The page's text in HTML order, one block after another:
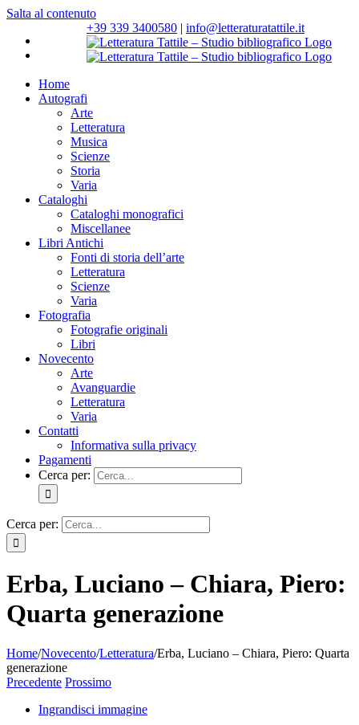
Salta al contenuto
+39 339 3400580 | info@letteraturatattile.it
Home
Autografi
Arte
Letteratura
Musica
Scienze
Storia
Varia
Cataloghi
Cataloghi monografici
Miscellanee
Libri Antichi
Fonti di storia dell’arte
Letteratura
Scienze
Varia
Fotografia
Fotografie originali
Libri
Novecento
Arte
Avanguardie
Letteratura
Varia
Contatti
Informativa sulla privacy
Pagamenti
Cerca per:
Cerca per:
Erba, Luciano – Chiara, Piero:
Quarta generazione
Home/Novecento/Letteratura/Erba, Luciano – Chiara, Piero: Quarta
generazione
Precedente Prossimo
Ingrandisci immagine